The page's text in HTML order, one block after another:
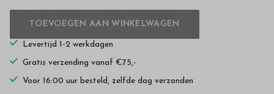
TOEVOEGEN AAN WINKELWAGEN
Levertijd 1-2 werkdagen
Gratis verzending vanaf €75,-
Voor 16:00 uur besteld, zelfde dag verzonden